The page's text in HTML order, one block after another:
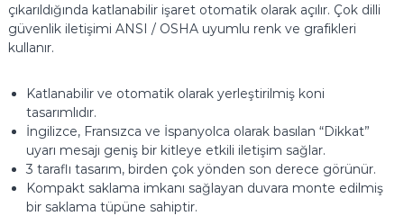
çıkarıldığında katlanabilir işaret otomatik olarak açılır. Çok dilli
güvenlik iletişimi ANSI / OSHA uyumlu renk ve grafikleri
kullanır.
Katlanabilir ve otomatik olarak yerleştirilmiş koni
tasarımlıdır.
İngilizce, Fransızca ve İspanyolca olarak basılan “Dikkat”
uyarı mesajı geniş bir kitleye etkili iletişim sağlar.
3 taraflı tasarım, birden çok yönden son derece görünür.
Kompakt saklama imkanı sağlayan duvara monte edilmiş
bir saklama tüpüne sahiptir.